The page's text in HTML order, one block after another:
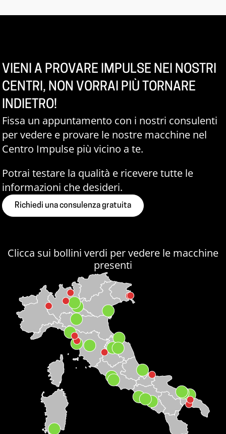
VIENI A PROVARE IMPULSE NEI NOSTRI
CENTRI, NON VORRAI PIÙ TORNARE
INDIETRO!
Fissa un appuntamento con i nostri consulenti
per vedere e provare le nostre macchine nel
Centro Impulse più vicino a te.
Potrai testare la qualità e ricevere tutte le
informazioni che desideri.
Richiedi una consulenza gratuita
Clicca sui bollini verdi per vedere le macchine
presenti